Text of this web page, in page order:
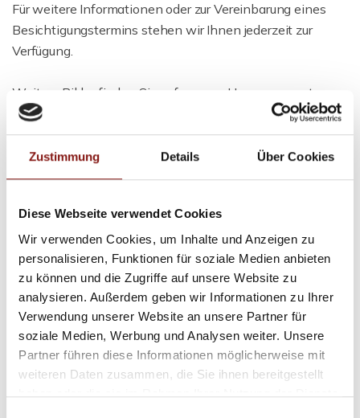
Zustimmung Details Über Cookies
Diese Webseite verwendet Cookies
Wir verwenden Cookies, um Inhalte und Anzeigen zu
personalisieren, Funktionen für soziale Medien anbieten
zu können und die Zugriffe auf unsere Website zu
analysieren. Außerdem geben wir Informationen zu Ihrer
Verwendung unserer Website an unsere Partner für
soziale Medien, Werbung und Analysen weiter. Unsere
Partner führen diese Informationen möglicherweise mit
weiteren Daten zusammen, die Sie ihnen bereitgestellt
haben oder die sie im Rahmen Ihrer Nutzung der Dienste
Für weitere Informationen oder zur Vereinbarung eines
Besichtigungstermins stehen wir Ihnen jederzeit zur
Verfügung.
Weitere Bilder finden Sie auf unserer Homepage unter
www.hatz-team.de
Das ausführliche Exposé inklusive genauer Adressangabe
erhalten Sie nach Versenden einer vollständigen Anfrage!
aufgenommen wurden!
Ansprechpartner
Firma Hatz & Team Immobilien GmbH
Telefon: 00498517569370
Telefax: 00498517569368
info@hatz-team.de